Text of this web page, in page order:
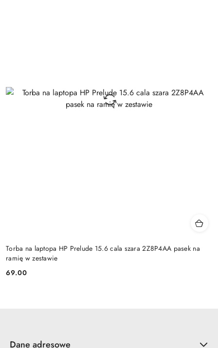
Torba na laptopa HP Prelude 15.6 cala szara 2Z8P4AA pasek na
ramię w zestawie
Cena:
69.00
Dane adresowe